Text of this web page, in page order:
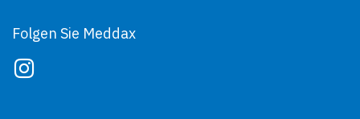
Folgen Sie Meddax